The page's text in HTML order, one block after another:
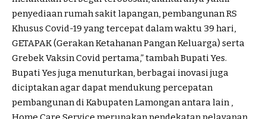
penyediaan rumah sakit lapangan, pembangunan RS
Khusus Covid-19 yang tercepat dalam waktu 39 hari,
GETAPAK (Gerakan Ketahanan Pangan Keluarga) serta
Grebek Vaksin Covid pertama,” tambah Bupati Yes.
Bupati Yes juga menuturkan, berbagai inovasi juga
diciptakan agar dapat mendukung percepatan
pembangunan di Kabupaten Lamongan antara lain ,